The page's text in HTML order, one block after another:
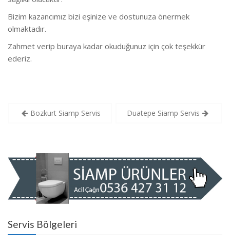
Bizim kazancımız bizi eşinize ve dostunuza önermek
olmaktadır.
Zahmet verip buraya kadar okuduğunuz için çok teşekkür
ederiz.
YazıBozkurt Siamp Servis Duatepe Siamp Servis
Servis Bölgeleri